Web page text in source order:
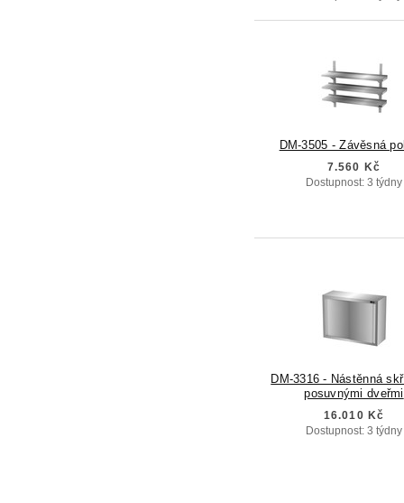
DM-3505 - Závěsná
7.560 Kč
Dostupnost: 3 týdny
DM-3316 - Nástěnná
posuvnými dveřmi
16.010 Kč
Dostupnost: 3 týdny